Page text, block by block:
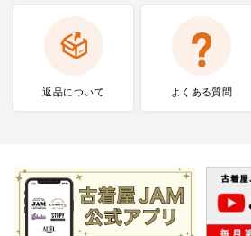
返品について よくある質問